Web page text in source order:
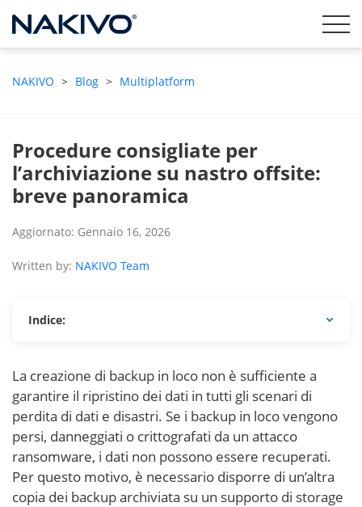
NAKIVO > Blog > Multiplatform
Procedure consigliate per
l’archiviazione su nastro offsite:
breve panoramica
Aggiornato: Gennaio 16, 2026
Written by: NAKIVO Team
Indice:
La creazione di backup in loco non è sufficiente a
garantire il ripristino dei dati in tutti gli scenari di
perdita di dati e disastri. Se i backup in loco vengono
persi, danneggiati o crittografati da un attacco
ransomware, i dati non possono essere recuperati.
Per questo motivo, è necessario disporre di un’altra
copia dei backup archiviata su un supporto di storage